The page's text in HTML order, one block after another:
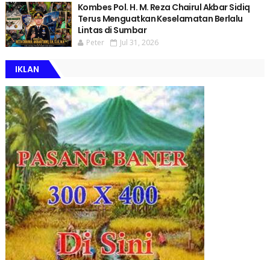
Kombes Pol. H. M. Reza Chairul Akbar Sidiq
Terus Menguatkan Keselamatan Berlalu
Lintas di Sumbar
Peter Jul 31, 2026
IKLAN